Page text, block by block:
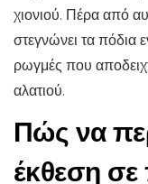
χιονιού. Πέρα από
στεγνώνει τα πόδια
ρωγμές που
αλατιού.
Πώς να
έκθεση σε